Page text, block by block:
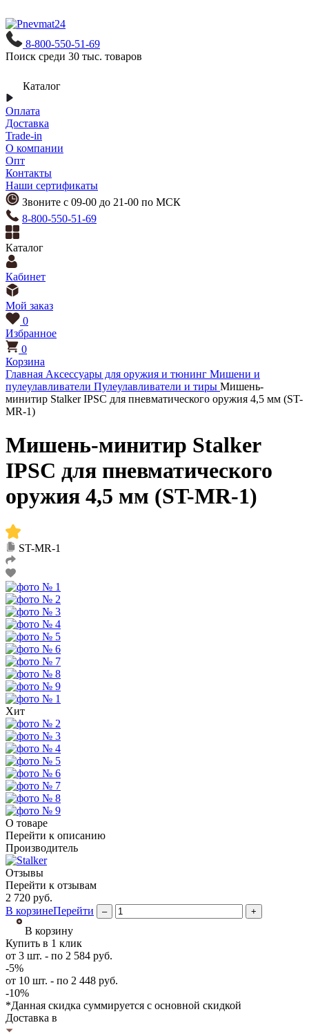
8-800-550-51-69
Поиск среди 30 тыс. товаров
Каталог
Оплата
Доставка
Trade-in
О компании
Опт
Контакты
Наши сертификаты
Звоните с 09-00 до 21-00 по МСК
8-800-550-51-69
Каталог
Кабинет
Мой заказ
0
Избранное
0
Корзина
Главная Аксессуары для оружия и тюнинг Мишени и
пулеулавливатели Пулеулавливатели и тиры Мишень-
минитир Stalker IPSC для пневматического оружия 4,5 мм (ST-
MR-1)
Мишень-минитир Stalker
IPSC для пневматического
оружия 4,5 мм (ST-MR-1)
ST-MR-1
Хит
О товаре
Перейти к описанию
Производитель
Отзывы
Перейти к отзывам
2 720 руб.
В корзинеПерейти – +
В корзину
Купить в 1 клик
от 3 шт. - по 2 584 руб.
-5%
от 10 шт. - по 2 448 руб.
-10%
*Данная скидка суммируется с основной скидкой
Доставка в